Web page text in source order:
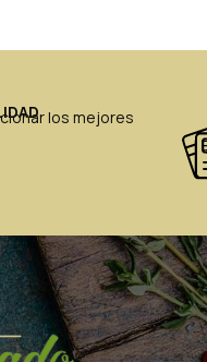
los mejores